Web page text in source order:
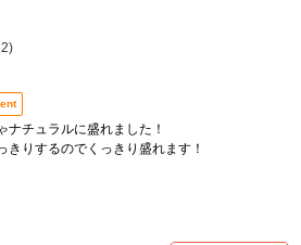
ナチュラルに盛れました！
りするのでくっきり盛れます！